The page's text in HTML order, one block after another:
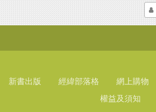
新書出版 經緯部落格 網上購物
權益及須知